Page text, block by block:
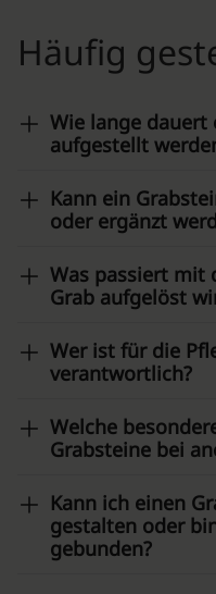
Häufig
Wie lange dauert
aufgestellt
Kann ein
oder ergänzt
Was passiert mit
Grab aufgelöst
Wer ist für die
verantwortlich?
Welche
Grabsteine bei
Kann ich einen
gestalten oder
gebunden?